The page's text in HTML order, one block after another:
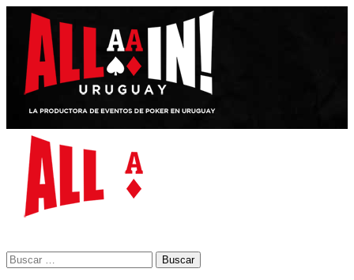
Saltar
contenido
Menú
primario
Buscar: